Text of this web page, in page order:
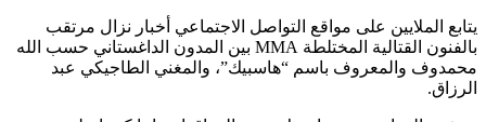
يتابع الملايين على مواقع التواصل الاجتماعي أخبار نزال مرتقب
بالفنون القتالية المختلطة MMA بين المدون الداغستاني حسب الله
محمدوف والمعروف باسم “هاسبيك”، والمغني الطاجيكي عبد
الرزاق.